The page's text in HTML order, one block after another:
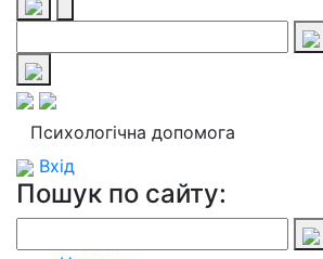
Психологічна допомога
Вхід
Пошук по сайту: